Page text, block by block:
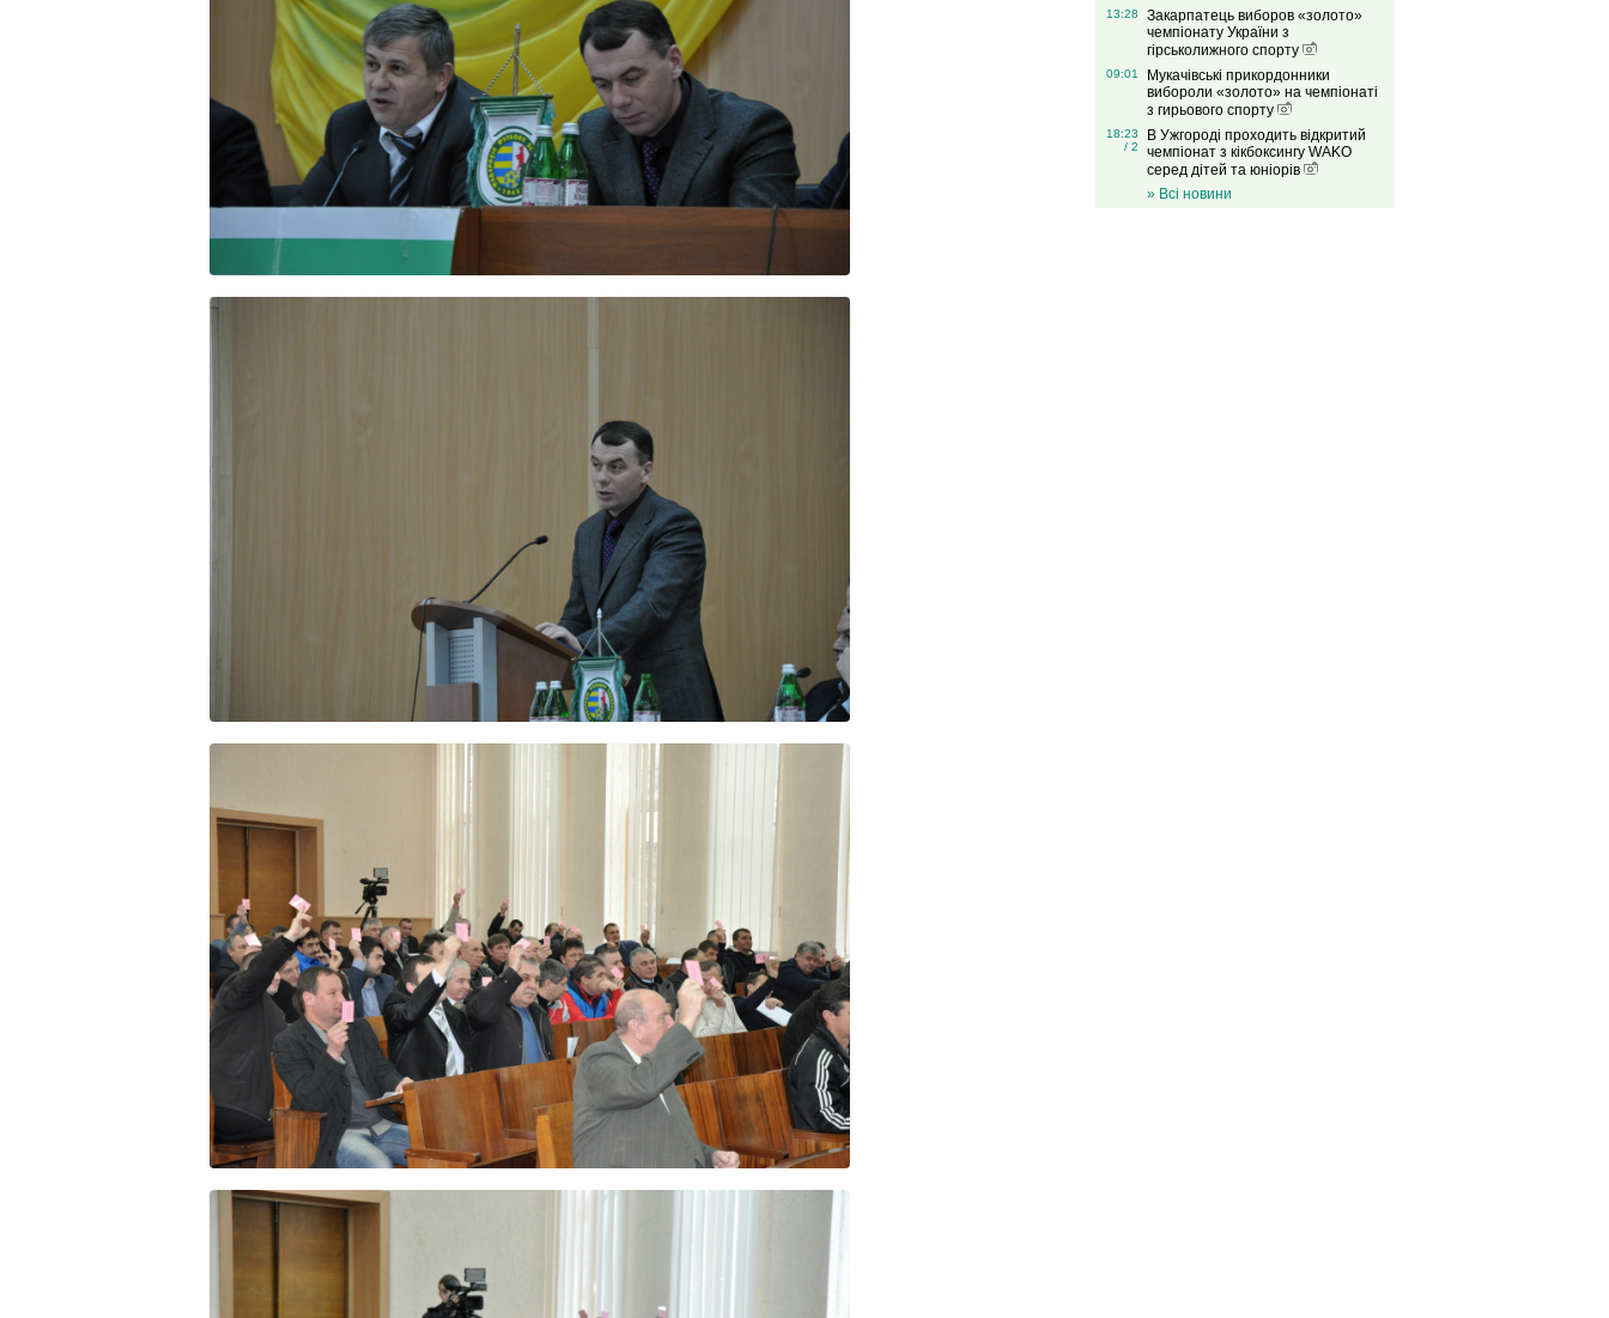
13:28
Закарпатець виборов «золото»
чемпіонату України з
гірськолижного спорту
09:01
Мукачівські прикордонники
вибороли «золото» на чемпіонаті
з гирьового спорту
18:23
/ 2
В Ужгороді проходить відкритий
чемпіонат з кікбоксингу WAKO
серед дітей та юніорів
» Всі новини